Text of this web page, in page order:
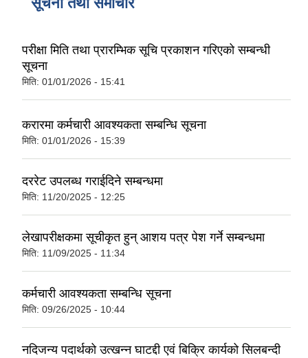
परीक्षा मिति तथा प्रारम्भिक सूचि प्रकाशन गरिएको सम्बन्धी
सूचना
मिति: 01/01/2026 - 15:41
करारमा कर्मचारी आवश्यकता सम्बन्धि सूचना
मिति: 01/01/2026 - 15:39
दररेट उपलब्ध गराईदिने सम्बन्धमा
मिति: 11/20/2025 - 12:25
लेखापरीक्षकमा सूचीकृत हुन् आशय पत्र पेश गर्ने सम्बन्धमा
मिति: 11/09/2025 - 11:34
कर्मचारी आवश्यकता सम्बन्धि सूचना
मिति: 09/26/2025 - 10:44
नदिजन्य पदार्थको उत्खन्न घाटद्दी एवं बिक्रि कार्यको सिलबन्दी